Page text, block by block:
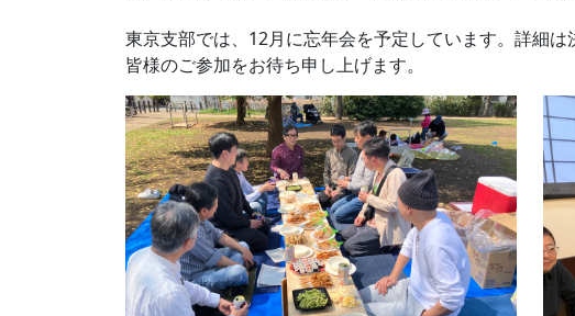
東京支部では、12月に忘年会を予定しています。詳細は
皆様のご参加をお待ち申し上げます。